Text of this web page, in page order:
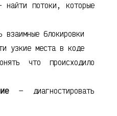
потоки, которые
взаимные блокировки
узкие места в коде
что происходило
— диагностировать